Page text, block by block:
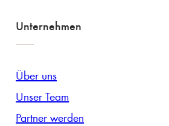
Unternehmen
Über uns
Unser Team
Partner werden